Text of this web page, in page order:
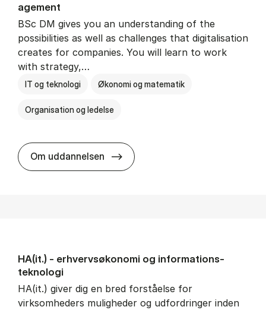
age­ment
BSc DM gives you an understanding of the
possibilities as well as challenges that digitalisation
creates for companies. You will learn to work
with strategy,…
IT og teknologi Økonomi og matematik
Organisation og ledelse
Om uddannelsen BSc in Busi­ness Ad­min­is­tra­tion
HA(it.) - erhvervs­økonomi og informations­
teknologi
HA(it.) giver dig en bred forståelse for
virksomheders muligheder og udfordringer inden